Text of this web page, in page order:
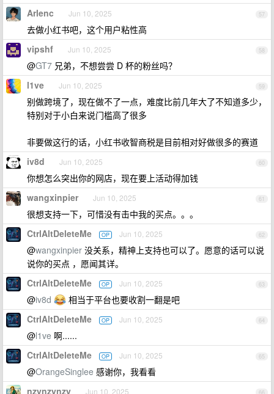
57
Arlenc Jun 10, 2025
去做小红书吧，这个用户粘性高
58
vipshf Jun 10, 2025
@GT7 兄弟，不想尝尝 D 杯的粉丝吗？
59
l1ve Jun 10, 2025
别做跨境了，现在做不了一点，难度比前几年大了不知道多少，
特别对于小白来说门槛高了很多
非要做这行的话，小红书收智商税是目前相对好做很多的赛道
60
iv8d Jun 10, 2025
你想怎么突出你的网店，现在要上活动得加钱
61
wangxinpier Jun 10, 2025
很想支持一下，可惜没有击中我的买点。。。
62
CtrlAltDeleteMe OP Jun 10, 2025
@wangxinpier 没关系，精神上支持也可以了。愿意的话可以说
说你的买点 ，愿闻其详。
63
CtrlAltDeleteMe OP Jun 10, 2025
@iv8d 相当于平台也要收割一翻是吧
64
CtrlAltDeleteMe OP Jun 10, 2025
@l1ve 啊......
65
CtrlAltDeleteMe OP Jun 10, 2025
@OrangeSinglee 感谢你，我看看
nzynzynzy Jun 10, 2025